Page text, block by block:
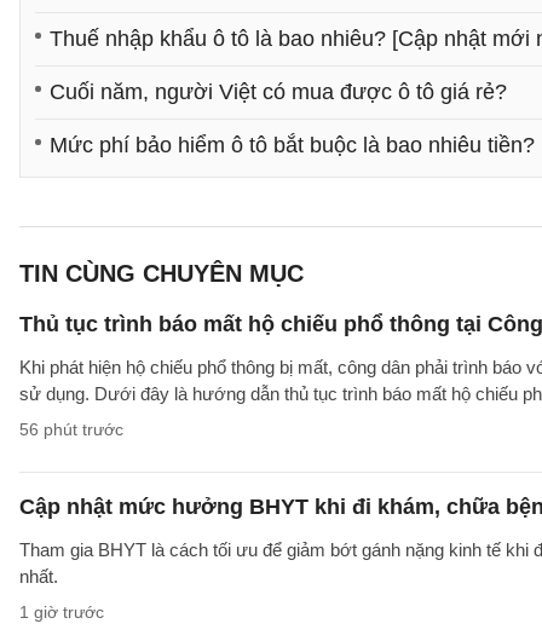
Thuế nhập khẩu ô tô là bao nhiêu? [Cập nhật mới
Cuối năm, người Việt có mua được ô tô giá rẻ?
Mức phí bảo hiểm ô tô bắt buộc là bao nhiêu tiền?
TIN CÙNG CHUYÊN MỤC
Thủ tục trình báo mất hộ chiếu phổ thông tại
Khi phát hiện hộ chiếu phổ thông bị mất, công dân phải trình
sử dụng. Dưới đây là hướng dẫn thủ tục trình báo mất hộ chiếu
56 phút trước
Cập nhật mức hưởng BHYT khi đi khám, chữa
Tham gia BHYT là cách tối ưu để giảm bớt gánh nặng kinh tế
nhất.
1 giờ trước